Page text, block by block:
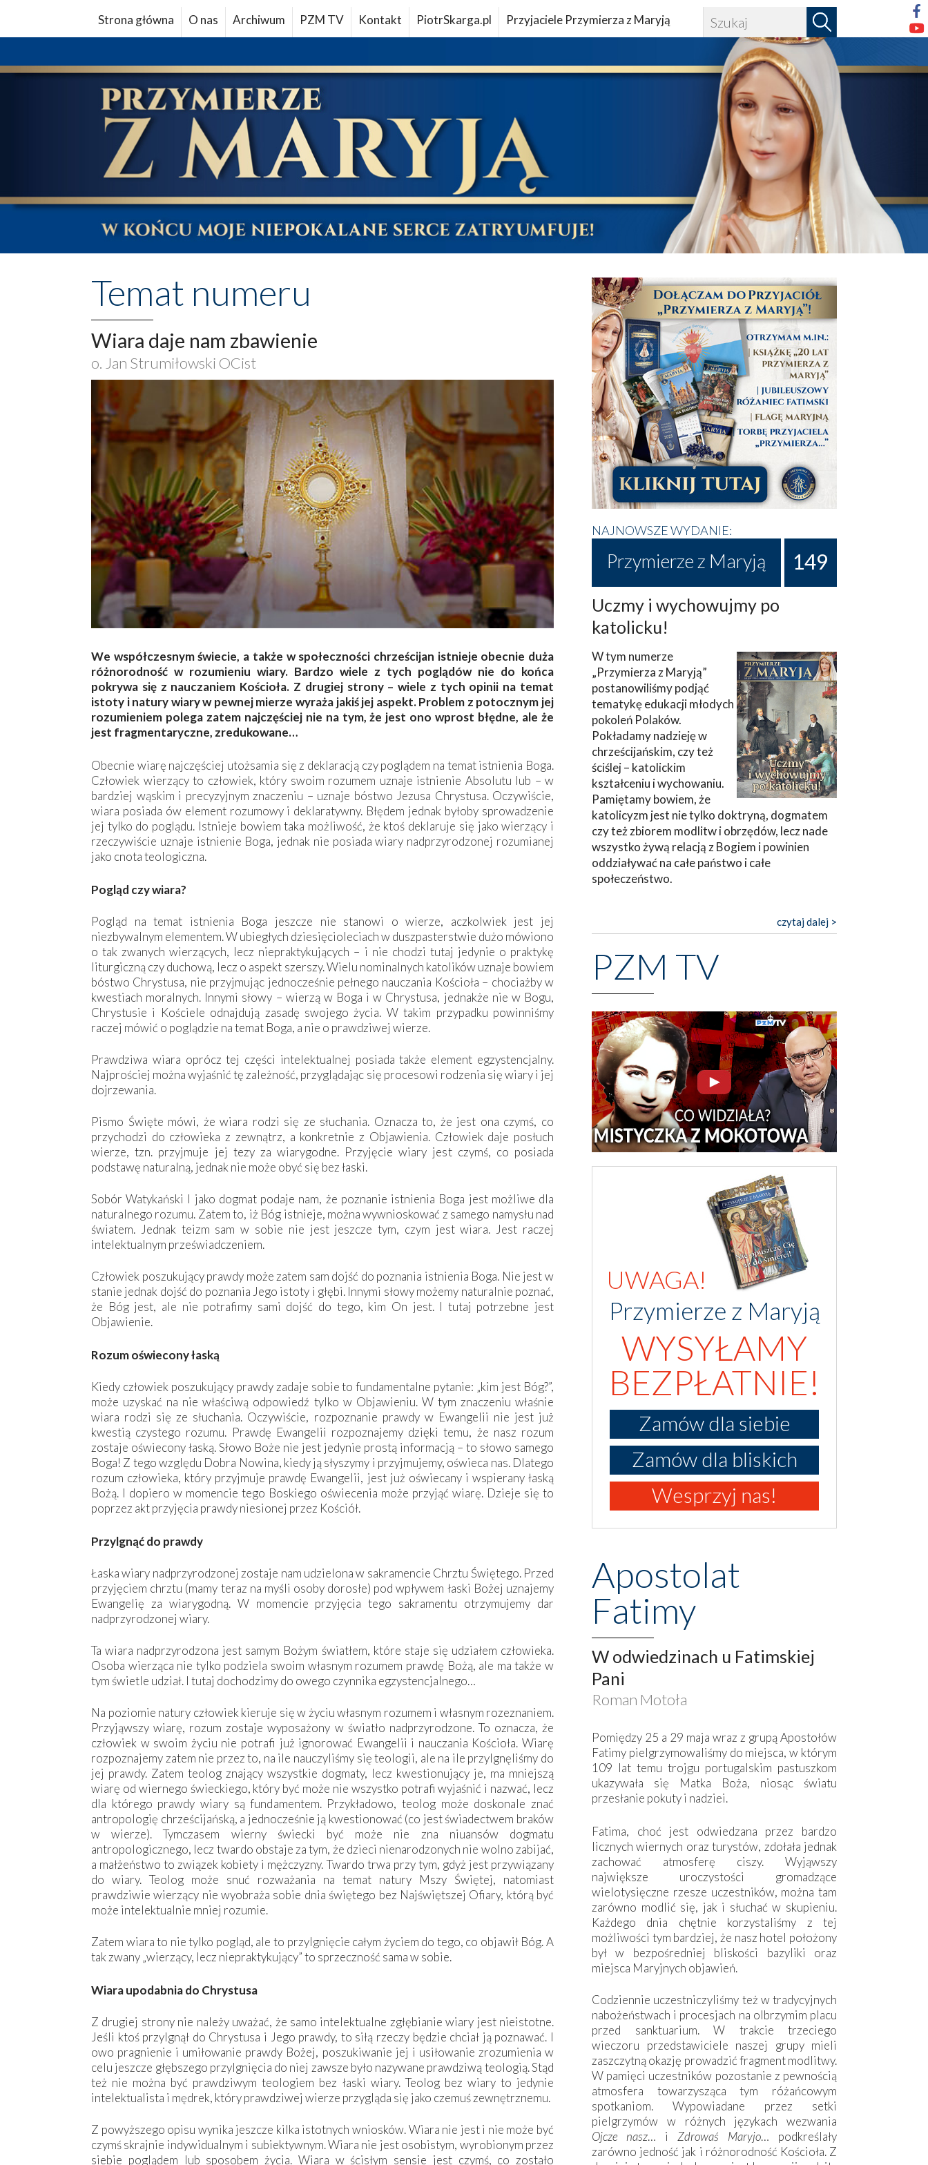
Strona główna O nas Archiwum PZM TV Kontakt PiotrSkarga.pl Przyjaciele Przymierza z Maryją
Temat numeru
Wiara daje nam zbawienie
o. Jan Strumiłowski OCist
We współczesnym świecie, a także w społeczności chrześcijan istnieje obecnie duża
różnorodność w rozumieniu wiary. Bardzo wiele z tych poglądów nie do końca
pokrywa się z nauczaniem Kościoła. Z drugiej strony – wiele z tych opinii na temat
istoty i natury wiary w pewnej mierze wyraża jakiś jej aspekt. Problem z potocznym jej
rozumieniem polega zatem najczęściej nie na tym, że jest ono wprost błędne, ale że
jest fragmentaryczne, zredukowane…
Obecnie wiarę najczęściej utożsamia się z deklaracją czy poglądem na temat istnienia Boga.
Człowiek wierzący to człowiek, który swoim rozumem uznaje istnienie Absolutu lub – w
bardziej wąskim i precyzyjnym znaczeniu – uznaje bóstwo Jezusa Chrystusa. Oczywiście,
wiara posiada ów element rozumowy i deklaratywny. Błędem jednak byłoby sprowadzenie
jej tylko do poglądu. Istnieje bowiem taka możliwość, że ktoś deklaruje się jako wierzący i
rzeczywiście uznaje istnienie Boga, jednak nie posiada wiary nadprzyrodzonej rozumianej
jako cnota teologiczna.
Pogląd czy wiara?
Pogląd na temat istnienia Boga jeszcze nie stanowi o wierze, aczkolwiek jest jej
niezbywalnym elementem. W ubiegłych dziesięcioleciach w duszpasterstwie dużo mówiono
o tak zwanych wierzących, lecz niepraktykujących – i nie chodzi tutaj jedynie o praktykę
liturgiczną czy duchową, lecz o aspekt szerszy. Wielu nominalnych katolików uznaje bowiem
bóstwo Chrystusa, nie przyjmując jednocześnie pełnego nauczania Kościoła – chociażby w
kwestiach moralnych. Innymi słowy – wierzą w Boga i w Chrystusa, jednakże nie w Bogu,
Chrystusie i Kościele odnajdują zasadę swojego życia. W takim przypadku powinniśmy
raczej mówić o poglądzie na temat Boga, a nie o prawdziwej wierze.
Prawdziwa wiara oprócz tej części intelektualnej posiada także element egzystencjalny.
Najprościej można wyjaśnić tę zależność, przyglądając się procesowi rodzenia się wiary i jej
dojrzewania.
Pismo Święte mówi, że wiara rodzi się ze słuchania. Oznacza to, że jest ona czymś, co
przychodzi do człowieka z zewnątrz, a konkretnie z Objawienia. Człowiek daje posłuch
wierze, tzn. przyjmuje jej tezy za wiarygodne. Przyjęcie wiary jest czymś, co posiada
podstawę naturalną, jednak nie może obyć się bez łaski.
Sobór Watykański I jako dogmat podaje nam, że poznanie istnienia Boga jest możliwe dla
naturalnego rozumu. Zatem to, iż Bóg istnieje, można wywnioskować z samego namysłu nad
światem. Jednak teizm sam w sobie nie jest jeszcze tym, czym jest wiara. Jest raczej
intelektualnym przeświadczeniem.
Człowiek poszukujący prawdy może zatem sam dojść do poznania istnienia Boga. Nie jest w
stanie jednak dojść do poznania Jego istoty i głębi. Innymi słowy możemy naturalnie poznać,
że Bóg jest, ale nie potrafimy sami dojść do tego, kim On jest. I tutaj potrzebne jest
Objawienie.
Rozum oświecony łaską
Kiedy człowiek poszukujący prawdy zadaje sobie to fundamentalne pytanie: „kim jest Bóg?”,
może uzyskać na nie właściwą odpowiedź tylko w Objawieniu. W tym znaczeniu właśnie
wiara rodzi się ze słuchania. Oczywiście, rozpoznanie prawdy w Ewangelii nie jest już
kwestią czystego rozumu. Prawdę Ewangelii rozpoznajemy dzięki temu, że nasz rozum
zostaje oświecony łaską. Słowo Boże nie jest jedynie prostą informacją – to słowo samego
Boga! Z tego względu Dobra Nowina, kiedy ją słyszymy i przyjmujemy, oświeca nas. Dlatego
rozum człowieka, który przyjmuje prawdę Ewangelii, jest już oświecany i wspierany łaską
Bożą. I dopiero w momencie tego Boskiego oświecenia może przyjąć wiarę. Dzieje się to
poprzez akt przyjęcia prawdy niesionej przez Kościół.
Przylgnąć do prawdy
Łaska wiary nadprzyrodzonej zostaje nam udzielona w sakramencie Chrztu Świętego. Przed
przyjęciem chrztu (mamy teraz na myśli osoby dorosłe) pod wpływem łaski Bożej uznajemy
Ewangelię za wiarygodną. W momencie przyjęcia tego sakramentu otrzymujemy dar
nadprzyrodzonej wiary.
Ta wiara nadprzyrodzona jest samym Bożym światłem, które staje się udziałem człowieka.
Osoba wierząca nie tylko podziela swoim własnym rozumem prawdę Bożą, ale ma także w
tym świetle udział. I tutaj dochodzimy do owego czynnika egzystencjalnego…
Na poziomie natury człowiek kieruje się w życiu własnym rozumem i własnym rozeznaniem.
Przyjąwszy wiarę, rozum zostaje wyposażony w światło nadprzyrodzone. To oznacza, że
człowiek w swoim życiu nie potrafi już ignorować Ewangelii i nauczania Kościoła. Wiarę
rozpoznajemy zatem nie przez to, na ile nauczyliśmy się teologii, ale na ile przylgnęliśmy do
jej prawdy. Zatem teolog znający wszystkie dogmaty, lecz kwestionujący je, ma mniejszą
wiarę od wiernego świeckiego, który być może nie wszystko potrafi wyjaśnić i nazwać, lecz
dla którego prawdy wiary są fundamentem. Przykładowo, teolog może doskonale znać
antropologię chrześcijańską, a jednocześnie ją kwestionować (co jest świadectwem braków
w wierze). Tymczasem wierny świecki być może nie zna niuansów dogmatu
antropologicznego, lecz twardo obstaje za tym, że dzieci nienarodzonych nie wolno zabijać,
a małżeństwo to związek kobiety i mężczyzny. Twardo trwa przy tym, gdyż jest przywiązany
do wiary. Teolog może snuć rozważania na temat natury Mszy Świętej, natomiast
prawdziwie wierzący nie wyobraża sobie dnia świętego bez Najświętszej Ofiary, którą być
może intelektualnie mniej rozumie.
Zatem wiara to nie tylko pogląd, ale to przylgnięcie całym życiem do tego, co objawił Bóg. A
tak zwany „wierzący, lecz niepraktykujący” to sprzeczność sama w sobie.
Wiara upodabnia do Chrystusa
Z drugiej strony nie należy uważać, że samo intelektualne zgłębianie wiary jest nieistotne.
Jeśli ktoś przylgnął do Chrystusa i Jego prawdy, to siłą rzeczy będzie chciał ją poznawać. I
owo pragnienie i umiłowanie prawdy Bożej, poszukiwanie jej i usiłowanie zrozumienia w
celu jeszcze głębszego przylgnięcia do niej zawsze było nazywane prawdziwą teologią. Stąd
też nie można być prawdziwym teologiem bez łaski wiary. Teolog bez wiary to jedynie
intelektualista i mędrek, który prawdziwej wierze przygląda się jako czemuś zewnętrznemu.
Z powyższego opisu wynika jeszcze kilka istotnych wniosków. Wiara nie jest i nie może być
czymś skrajnie indywidualnym i subiektywnym. Wiara nie jest osobistym, wyrobionym przez
siebie poglądem lub sposobem życia. Wiara w ścisłym sensie jest czymś, co zostało
NAJNOWSZE WYDANIE:
Przymierze z Maryją 149
Uczmy i wychowujmy po
katolicku!
W tym numerze
„Przymierza z Maryją”
postanowiliśmy podjąć
tematykę edukacji młodych
pokoleń Polaków.
Pokładamy nadzieję w
chrześcijańskim, czy też
ściślej – katolickim
kształceniu i wychowaniu.
Pamiętamy bowiem, że
katolicyzm jest nie tylko doktryną, dogmatem
czy też zbiorem modlitw i obrzędów, lecz nade
wszystko żywą relacją z Bogiem i powinien
oddziaływać na całe państwo i całe
społeczeństwo.
czytaj dalej >
PZM TV
UWAGA!
Przymierze z Maryją
WYSYŁAMY
BEZPŁATNIE!
Zamów dla siebie
Zamów dla bliskich
Wesprzyj nas!
Apostolat
Fatimy
W odwiedzinach u Fatimskiej
Pani
Roman Motoła
Pomiędzy 25 a 29 maja wraz z grupą Apostołów
Fatimy pielgrzymowaliśmy do miejsca, w którym
109 lat temu trojgu portugalskim pastuszkom
ukazywała się Matka Boża, niosąc światu
przesłanie pokuty i nadziei.
Fatima, choć jest odwiedzana przez bardzo
licznych wiernych oraz turystów, zdołała jednak
zachować atmosferę ciszy. Wyjąwszy
największe uroczystości gromadzące
wielotysięczne rzesze uczestników, można tam
zarówno modlić się, jak i słuchać w skupieniu.
Każdego dnia chętnie korzystaliśmy z tej
możliwości tym bardziej, że nasz hotel położony
był w bezpośredniej bliskości bazyliki oraz
miejsca Maryjnych objawień.
Codziennie uczestniczyliśmy też w tradycyjnych
nabożeństwach i procesjach na olbrzymim placu
przed sanktuarium. W trakcie trzeciego
wieczoru przedstawiciele naszej grupy mieli
zaszczytną okazję prowadzić fragment modlitwy.
W pamięci uczestników pozostanie z pewnością
atmosfera towarzysząca tym różańcowym
spotkaniom. Wypowiadane przez setki
pielgrzymów w różnych językach wezwania
Ojcze nasz… i Zdrowaś Maryjo… podkreślały
zarówno jedność jak i różnorodność Kościoła. Z